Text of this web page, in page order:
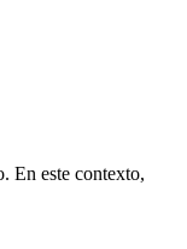
En este contexto,